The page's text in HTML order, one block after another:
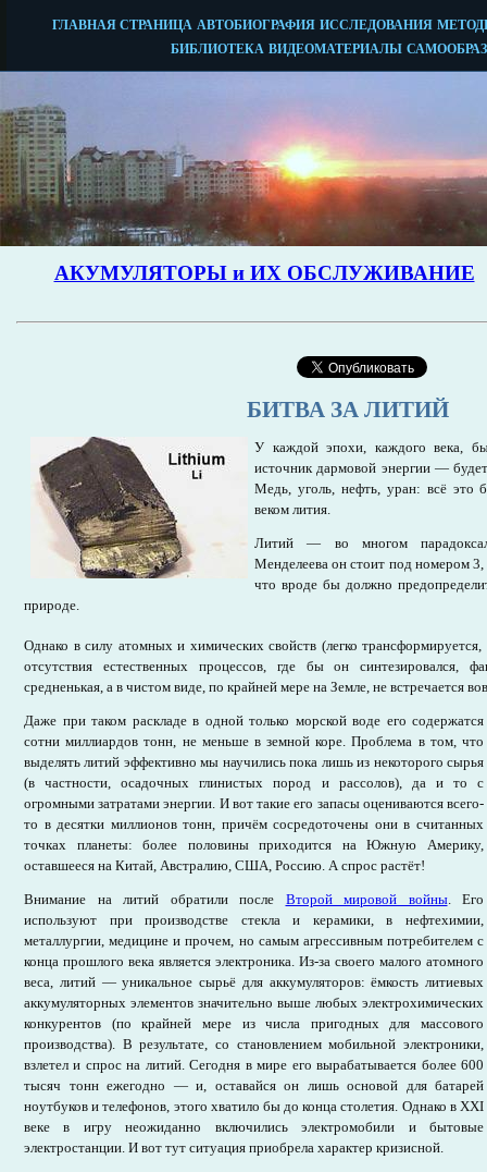
БИТВА ЗА ЛИТИЙ
У каждой эпохи, каждого века,
источник дармовой энергии —
Медь, уголь, нефть, уран: всё это
веком лития.
Литий — во многом
Менделеева он стоит под номером 3,
что вроде бы должно
природе.
Однако в силу атомных и химических свойств (легко трансформируется,
отсутствия естественных процессов, где бы он синтезировался,
средненькая, а в чистом виде, по крайней мере на Земле, не встречается
Даже при таком раскладе в одной только морской воде его содержатся
сотни миллиардов тонн, не меньше в земной коре. Проблема в том, что
выделять литий эффективно мы научились пока лишь из некоторого сырья
(в частности, осадочных глинистых пород и рассолов), да и то с
огромными затратами энергии. И вот такие его запасы оцениваются всего-
то в десятки миллионов тонн, причём сосредоточены они в считанных
точках планеты: более половины приходится на Южную Америку,
оставшееся на Китай, Австралию, США, Россию. А спрос растёт!
Внимание на литий обратили после Второй мировой войны. Его
используют при производстве стекла и керамики, в нефтехимии,
металлургии, медицине и прочем, но самым агрессивным потребителем с
конца прошлого века является электроника. Из-за своего малого атомного
веса, литий — уникальное сырьё для аккумуляторов: ёмкость литиевых
аккумуляторных элементов значительно выше любых электрохимических
конкурентов (по крайней мере из числа пригодных для массового
производства). В результате, со становлением мобильной электроники,
взлетел и спрос на литий. Сегодня в мире его вырабатывается более 600
тысяч тонн ежегодно — и, оставайся он лишь основой для батарей
ноутбуков и телефонов, этого хватило бы до конца столетия. Однако в XXI
веке в игру неожиданно включились электромобили и бытовые
электростанции. И вот тут ситуация приобрела характер кризисной.